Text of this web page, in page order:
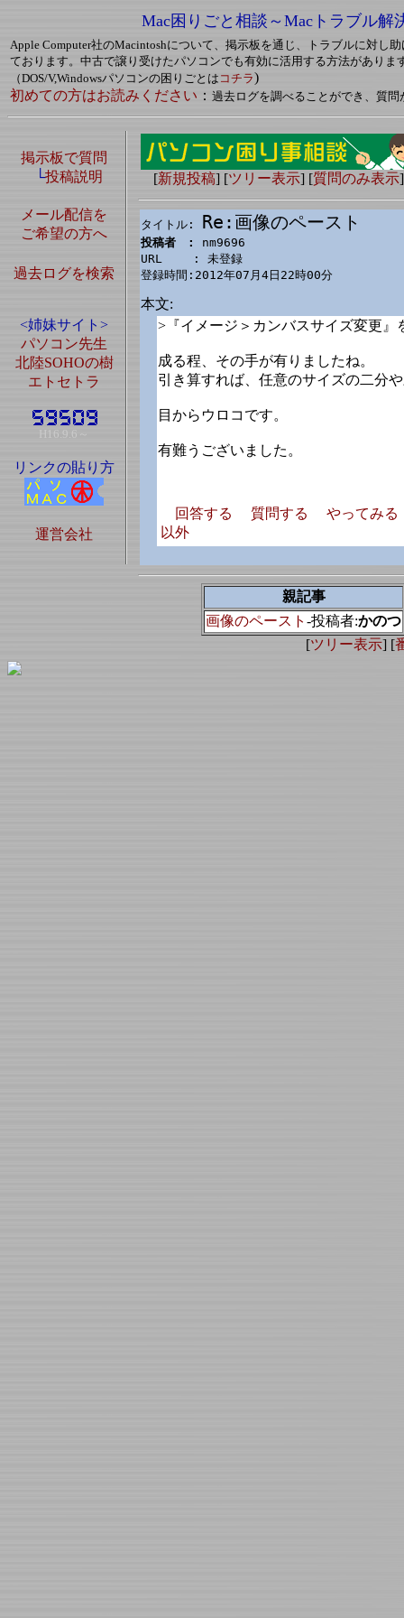
Mac困りごと相談～Macトラブル解
Apple Computer社のMacintoshについて、掲示板を通じ、トラブルに対し
ております。中古で譲り受けたパソコンでも有効に活用する方法がありま
（DOS/V,Windowsパソコンの困りごとは コチラ)
初めての方はお読みください ： 過去ログを調べることができ、質問
[新規投稿] [ツリー表示] [質問のみ表示
タイトル: Re:画像のペースト
投稿者　: nm9696
URL　　 : 未登録
登録時間:2012年07月4日22時00分
本文:
>『イメージ＞カンバスサイズ変更』
成る程、その手が有りましたね。
引き算すれば、任意のサイズの二分
目からウロコです。
有難うございました。
回答する 質問する
やってみる
以外
親記事
画像のペースト -投稿者:かのつ
[ツリー表示] [
掲示板で質問
└投稿説明
メール配信を
ご希望の方へ
過去ログを検索
<姉妹サイト>
パソコン先生
北陸SOHOの樹
エトセトラ
H16.9.6～
リンクの貼り方
運営会社